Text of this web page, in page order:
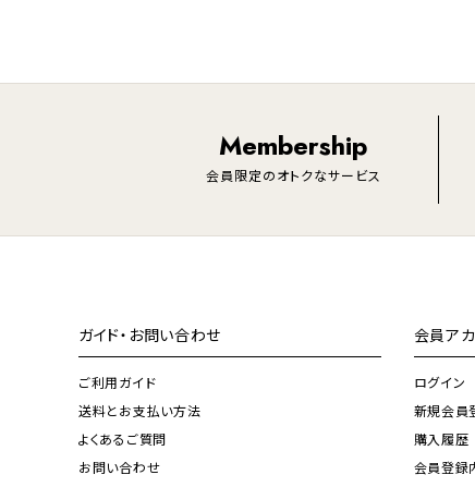
Membership
会員限定のオトクなサービス
ガイド・お問い合わせ
ご利用ガイド
送料とお支払い方法
よくあるご質問
お問い合わせ
会員ア
ログイン
新規会員
購入履歴
会員登録